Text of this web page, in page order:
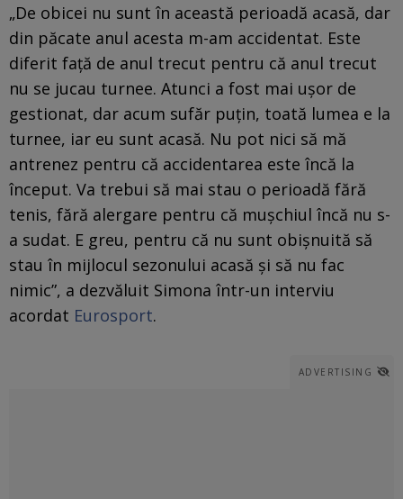
„De obicei nu sunt în această perioadă acasă, dar
din păcate anul acesta m-am accidentat. Este
diferit față de anul trecut pentru că anul trecut
nu se jucau turnee. Atunci a fost mai ușor de
gestionat, dar acum sufăr puțin, toată lumea e la
turnee, iar eu sunt acasă. Nu pot nici să mă
antrenez pentru că accidentarea este încă la
început. Va trebui să mai stau o perioadă fără
tenis, fără alergare pentru că mușchiul încă nu s-
a sudat. E greu, pentru că nu sunt obișnuită să
stau în mijlocul sezonului acasă și să nu fac
nimic”, a dezvăluit Simona într-un interviu
acordat Eurosport.
ADVERTISING